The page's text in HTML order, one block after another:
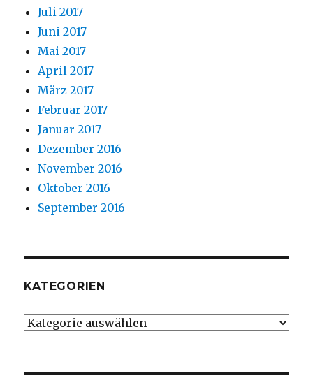
Juli 2017
Juni 2017
Mai 2017
April 2017
März 2017
Februar 2017
Januar 2017
Dezember 2016
November 2016
Oktober 2016
September 2016
KATEGORIEN
Kategorien